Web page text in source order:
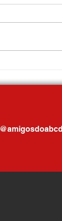
produtivo
@amigosdoabcd